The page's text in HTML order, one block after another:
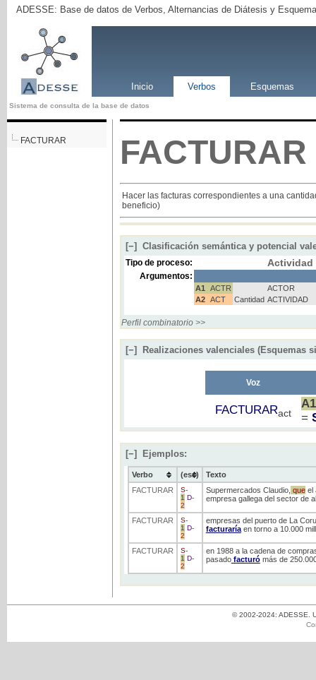
ADESSE: Base de datos de Verbos, Alternancias de Diátesis y
Inicio Verbos Esquemas
Sistema de consulta de la base de datos
FACTURAR FACTURAR
Hacer las facturas correspondientes a una
beneficio)
[−] Clasificación semántica y potencial
Tipo de proceso: Actividad
Argumentos:
A1 ACTR
ACTOR
A2 ACT Cantidad ACTIVIDAD
Perfil combinatorio >>
[−] Realizaciones valenciales (Esquemas
Voz
FACTURARact
A1
=
[−] Ejemplos:
Verbo (ess)
Texto
FACTURAR
S-
1 D-
2
Supermercados Claudio, queel
empresa gallega del sector de
FACTURAR S-
1 D-
2
empresas del puerto de La
facturaríaen torno a 10.000
FACTURAR S-
1 D-
2
en 1988 a la cadena de
pasadofacturómás de
© 2002-2024: ADESSE.